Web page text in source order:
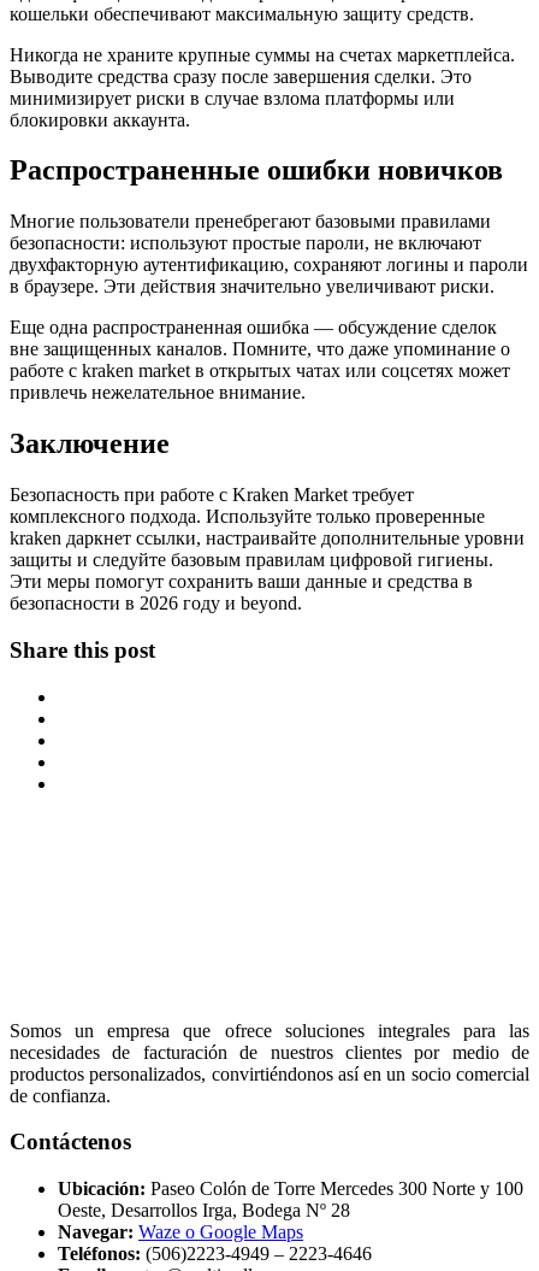
кошельки обеспечивают максимальную защиту средств.
Никогда не храните крупные суммы на счетах маркетплейса.
Выводите средства сразу после завершения сделки. Это
минимизирует риски в случае взлома платформы или
блокировки аккаунта.
Распространенные ошибки новичков
Многие пользователи пренебрегают базовыми правилами
безопасности: используют простые пароли, не включают
двухфакторную аутентификацию, сохраняют логины и пароли
в браузере. Эти действия значительно увеличивают риски.
Еще одна распространенная ошибка — обсуждение сделок
вне защищенных каналов. Помните, что даже упоминание о
работе с kraken market в открытых чатах или соцсетях может
привлечь нежелательное внимание.
Заключение
Безопасность при работе с Kraken Market требует
комплексного подхода. Используйте только проверенные
kraken даркнет ссылки, настраивайте дополнительные уровни
защиты и следуйте базовым правилам цифровой гигиены.
Эти меры помогут сохранить ваши данные и средства в
безопасности в 2026 году и beyond.
Share this post
Somos un empresa que ofrece soluciones integrales para las
necesidades de facturación de nuestros clientes por medio de
productos personalizados, convirtiéndonos así en un socio comercial
de confianza.
Contáctenos
Ubicación: Paseo Colón de Torre Mercedes 300 Norte y 100
Oeste, Desarrollos Irga, Bodega Nº 28
Navegar: Waze o Google Maps
Teléfonos: (506)2223-4949 – 2223-4646